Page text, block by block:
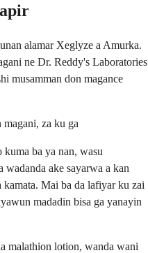
alamar Xeglyze a Amurka.
ne Dr. Reddy's Laboratories
musamman don magance
za ku ga
kuma ba ya nan, wasu
wadanda ake sayarwa a kan
Mai ba da lafiyar ku zai
madadin bisa ga yanayin
malathion lotion, wanda wani